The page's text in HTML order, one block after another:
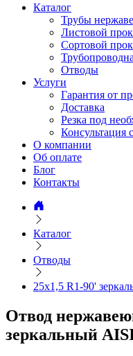
Каталог
Трубы
Листовой
Сортовой
Отводы
Услуги
Гарантия от
Доставка
Резка под
Консультация
О компании
Об оплате
Блог
Контакты
Каталог
Отводы
25х1,5 R1-90'
Отвод
зеркальный